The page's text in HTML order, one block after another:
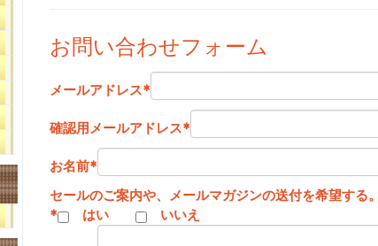
お問い合わせフォーム
メールアドレス*
確認用メールアドレス*
お名前*
セールのご案内や、メールマガジンの送付を希望する。
*
はい いいえ